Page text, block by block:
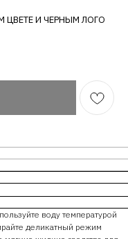
ЦВЕТЕ И ЧЕРНЫМ ЛОГО
воду температурой
деликатный режим